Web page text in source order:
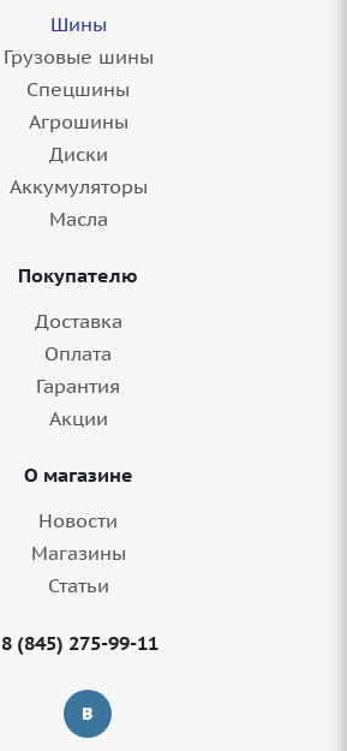
Шины
Грузовые шины
Спецшины
Агрошины
Диски
Аккумуляторы
Масла
Покупателю
Доставка
Оплата
Гарантия
Акции
О магазине
Новости
Магазины
Статьи
8 (845) 275-99-11